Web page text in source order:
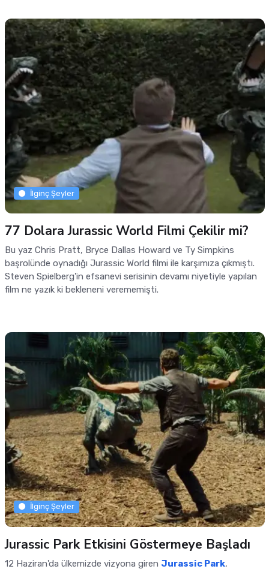
İlginç Şeyler
77 Dolara Jurassic World Filmi Çekilir mi?
Bu yaz Chris Pratt, Bryce Dallas Howard ve Ty Simpkins
başrolünde oynadığı Jurassic World filmi ile karşımıza çıkmıştı.
Steven Spielberg'in efsanevi serisinin devamı niyetiyle yapılan
film ne yazık ki bekleneni verememişti.
İlginç Şeyler
Jurassic Park Etkisini Göstermeye Başladı
12 Haziran'da ülkemizde vizyona giren Jurassic Park,